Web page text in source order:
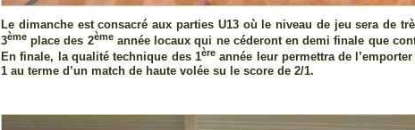
Le dimanche est consacré aux parties U13 où le niveau de jeu sera de
3ème place des 2èmeannée locaux qui ne céderont en demi finale que
En finale, la qualité technique des 1èreannée leur permettra de
1 au terme d’un match de haute volée su le score de 2/1.